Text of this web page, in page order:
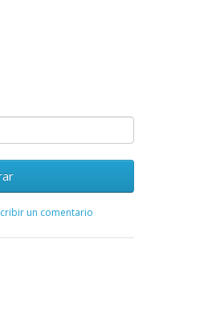
un comentario